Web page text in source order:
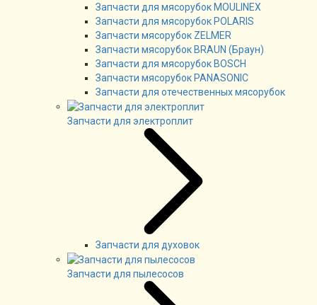
Запчасти для мясорубок MOULINEX
Запчасти для мясорубок POLARIS
Запчасти мясорубок ZELMER
Запчасти мясорубок BRAUN (Браун)
Запчасти для мясорубок BOSCH
Запчасти мясорубок PANASONIC
Запчасти для отечественных мясорубок
Запчасти для электроплит
Запчасти для духовок
Запчасти для пылесосов